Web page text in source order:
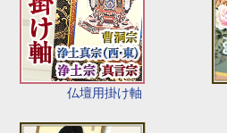
仏壇用掛け軸